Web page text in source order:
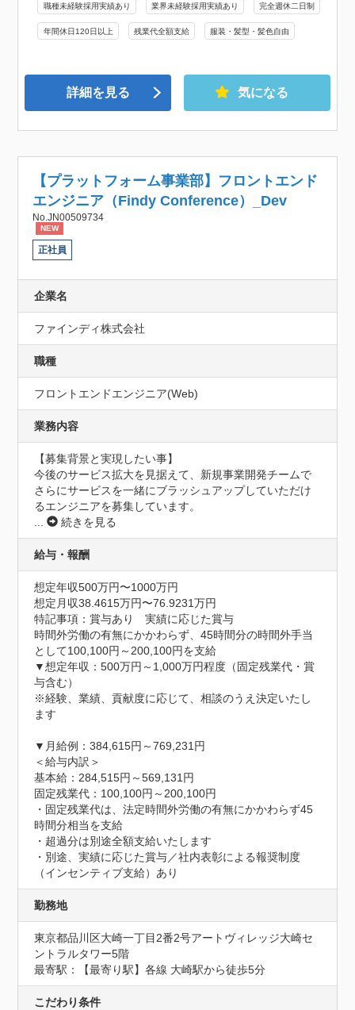
職種未経験採用実績あり 業界未経験採用実績あり 完全週休二日制
年間休日120日以上 残業代全額支給 服装・髪型・髪色自由
詳細を見る 気になる
【プラットフォーム事業部】フロントエンド
エンジニア（Findy Conference）_Dev
No.JN00509734
NEW
正社員
企業名
ファインディ株式会社
職種
フロントエンドエンジニア(Web)
業務内容
【募集背景と実現したい事】
今後のサービス拡大を見据えて、新規事業開発チームで
さらにサービスを一緒にブラッシュアップしていただけ
...
続きを見る
給与・報酬
想定年収500万円〜1000万円
想定月収38.4615万円〜76.9231万円
特記事項：賞与あり　実績に応じた賞与
時間外労働の有無にかかわらず、45時間分の時間外手当
として100,100円～200,100円を支給
▼想定年収：500万円～1,000万円程度（固定残業代・賞
与含む）
※経験、業績、貢献度に応じて、相談のうえ決定いたし
ます
▼月給例：384,615円～769,231円
＜給与内訳＞
基本給：284,515円～569,131円
固定残業代：100,100円～200,100円
・固定残業代は、法定時間外労働の有無にかかわらず45
時間分相当を支給
・超過分は別途全額支給いたします
・別途、実績に応じた賞与／社内表彰による報奨制度
（インセンティブ支給）あり
勤務地
東京都品川区大崎一丁目2番2号アートヴィレッジ大崎セ
ントラルタワー5階
最寄駅：【最寄り駅】各線 大崎駅から徒歩5分
こだわり条件